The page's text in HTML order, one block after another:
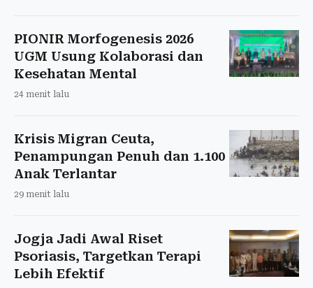
PIONIR Morfogenesis 2026
UGM Usung Kolaborasi dan
Kesehatan Mental
24 menit lalu
Krisis Migran Ceuta,
Penampungan Penuh dan 1.100
Anak Terlantar
29 menit lalu
Jogja Jadi Awal Riset
Psoriasis, Targetkan Terapi
Lebih Efektif